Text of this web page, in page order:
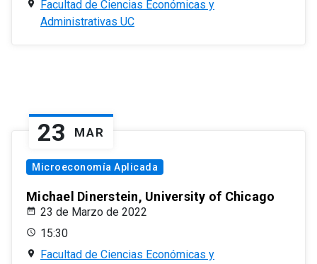
Facultad de Ciencias Económicas y
Administrativas UC
23 MAR
Microeconomía Aplicada
Michael Dinerstein, University of Chicago
23 de Marzo de 2022
15:30
Facultad de Ciencias Económicas y